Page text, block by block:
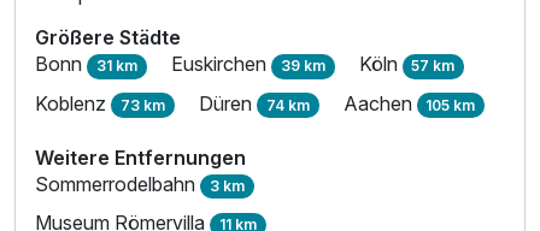
Größere Städte
Bonn 31 km Euskirchen 39 km Köln 57 km
Koblenz 73 km Düren 74 km Aachen 105 km
Weitere Entfernungen
Sommerrodelbahn 3 km
Museum Römervilla 11 km